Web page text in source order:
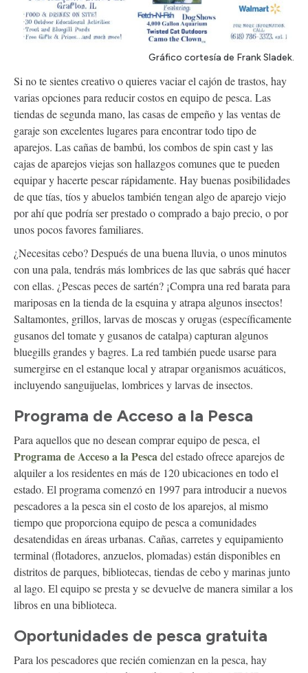
Gráfico cortesía de Frank Sladek.
Si no te sientes creativo o quieres vaciar el cajón de trastos, hay
varias opciones para reducir costos en equipo de pesca. Las
tiendas de segunda mano, las casas de empeño y las ventas de
garaje son excelentes lugares para encontrar todo tipo de
aparejos. Las cañas de bambú, los combos de spin cast y las
cajas de aparejos viejas son hallazgos comunes que te pueden
equipar y hacerte pescar rápidamente. Hay buenas posibilidades
de que tías, tíos y abuelos también tengan algo de aparejo viejo
por ahí que podría ser prestado o comprado a bajo precio, o por
unos pocos favores familiares.
¿Necesitas cebo? Después de una buena lluvia, o unos minutos
con una pala, tendrás más lombrices de las que sabrás qué hacer
con ellas. ¿Pescas peces de sartén? ¡Compra una red barata para
mariposas en la tienda de la esquina y atrapa algunos insectos!
Saltamontes, grillos, larvas de moscas y orugas (específicamente
gusanos del tomate y gusanos de catalpa) capturan algunos
bluegills grandes y bagres. La red también puede usarse para
sumergirse en el estanque local y atrapar organismos acuáticos,
incluyendo sanguijuelas, lombrices y larvas de insectos.
Programa de Acceso a la Pesca
Para aquellos que no desean comprar equipo de pesca, el
Programa de Acceso a la Pescadel estado ofrece aparejos de
alquiler a los residentes en más de 120 ubicaciones en todo el
estado. El programa comenzó en 1997 para introducir a nuevos
pescadores a la pesca sin el costo de los aparejos, al mismo
tiempo que proporciona equipo de pesca a comunidades
desatendidas en áreas urbanas. Cañas, carretes y equipamiento
terminal (flotadores, anzuelos, plomadas) están disponibles en
distritos de parques, bibliotecas, tiendas de cebo y marinas junto
al lago. El equipo se presta y se devuelve de manera similar a los
libros en una biblioteca.
Oportunidades de pesca gratuita
Para los pescadores que recién comienzan en la pesca, hay